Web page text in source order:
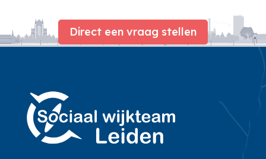
Direct een vraag stellen